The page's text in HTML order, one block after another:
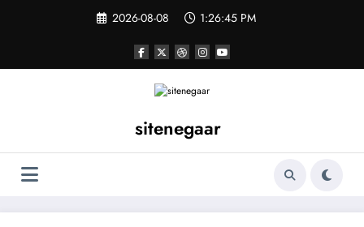
2026-08-08 1:26:45 PM
sitenegaar